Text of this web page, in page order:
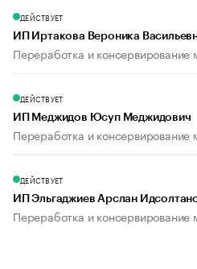
ДЕЙСТВУЕТ
ИП Иртакова Вероника
Переработка и консервирование
ДЕЙСТВУЕТ
ИП Меджидов Юсуп Меджидович
Переработка и консервирование
ДЕЙСТВУЕТ
ИП Эльгаджиев Арслан
Переработка и консервирование